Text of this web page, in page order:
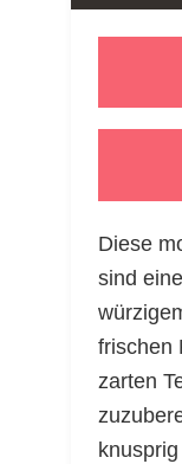
Diese
sind
frischen
zarten